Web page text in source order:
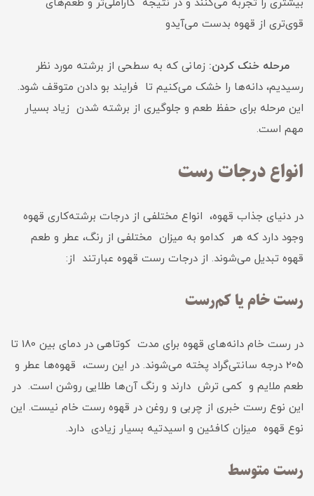
بیشتری را تجربه می‌کنند و در نتیجه کاراملی‌تر و طعم‌های
قوی‌تری از قهوه بدست می‌آیدو
مرحله خنک کردن: زمانی که به سطحی از برشته مورد نظر
رسیدیم، دانه‌ها را خشک می‌کنیم تا فرایند بو دادن متوقف شود.
این مرحله برای حفظ طعم و جلوگیری از برشته شدن زیاد بسیار
مهم است.
انواع درجات رست
در دنیای جذاب قهوه، انواع مختلفی از درجات برشته‌کاری قهوه
وجود دارد که هر کدامو به میزان مختلفی از رنگ، عطر و طعم
قهوه تبدیل می‌شوند. از درجات رست قهوه عبارتند از:
رست خام یا کم‌رست
در رست خام دانه‌های قهوه برای مدت کوتاهی در دمای بین 180 تا
205 درجه سانتی‌گراد پخته می‌شوند. در این رست، قهوه‌ها عطر و
طعم ملایم و کمی ترش دارند و رنگ‌ آن‌ها طلایی روشن است. در
این نوع رست خبری از چربی و روغن در قهوه رست خام نیست. این
نوع قهوه میزان کافئین و اسیدتیه بسیار زیادی دارد.
رست متوسط